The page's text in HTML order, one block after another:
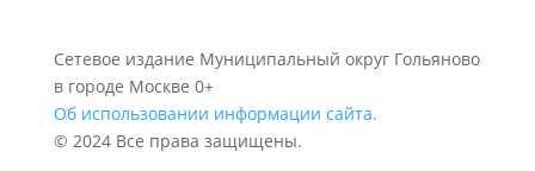
Сетевое издание Муниципальный округ Гольяново
в городе Москве 0+
Об использовании информации сайта.
© 2024 Все права защищены.